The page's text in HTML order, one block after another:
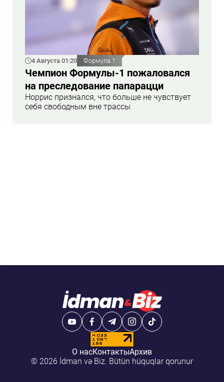
4 Августа 01:20 Формула 1
Чемпион Формулы-1 пожаловался
на преследование папарацци
Норрис признался, что больше не чувствует
себя свободным вне трассы
О насКонтактыАрхив
© 2026 İdman və Biz. Bütün hüquqlar qorunur